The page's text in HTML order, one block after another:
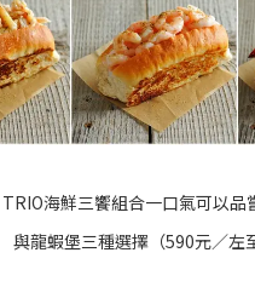
海鮮三饗組合一口氣可以品
與龍蝦堡三種選擇（590元／左